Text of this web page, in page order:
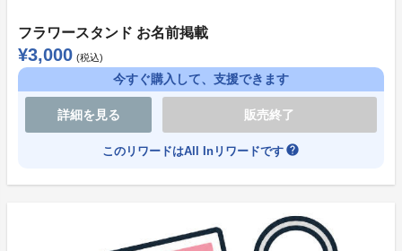
フラワースタンド お名前掲載
¥3,000 (税込)
今すぐ購入して、支援できます
詳細を見る 販売終了
このリワードはAll Inリワードです help